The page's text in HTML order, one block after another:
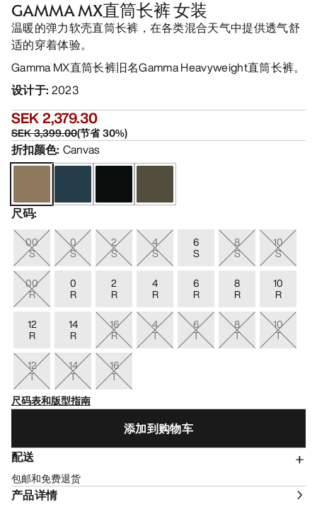
GAMMA MX直筒长裤 女装
温暖的弹力软壳直筒长裤，在各类混合天气中提供透气舒
适的穿着体验。
Gamma MX直筒长裤旧名Gamma Heavyweight直筒长裤。
设计于: 2023
SEK 2,379.30
SEK 3,399.00(节省30%)
折扣颜色: Canvas
尺码:
00
S
0
S
2
S
4
S
6
S
8
S
10
S
00
R
0
R
2
R
4
R
6
R
8
R
10
R
12
R
14
R
16
R
4
T
6
T
8
T
10
T
12
T
14
T
16
T
尺码表和版型指南
添加到购物车
配送
包邮和免费退货
产品详情